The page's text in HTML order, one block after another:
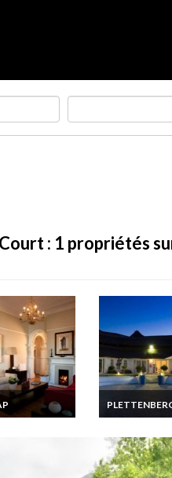
: 1 propriétés
du Sud
sur les
au Cap
Afrique du Sud
Lodge tout
près du Cap